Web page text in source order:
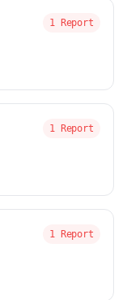
1 Report
1 Report
1 Report